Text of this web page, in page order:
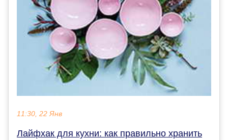
11:30, 22 Янв
Лайфхак для кухни: как правильно хранить